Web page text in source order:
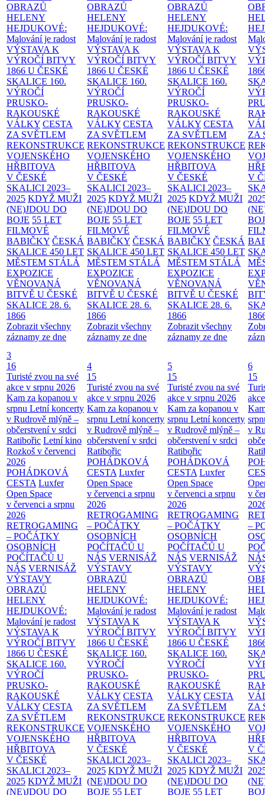
OBRAZŮ
HELENY
HEJDUKOVÉ:
Malování je radost
VÝSTAVA K
VÝROČÍ BITVY
1866 U ČESKÉ
SKALICE 160.
VÝROČÍ
PRUSKO-
RAKOUSKÉ
VÁLKY CESTA
ZA SVĚTLEM
REKONSTRUKCE
VOJENSKÉHO
HŘBITOVA
V ČESKÉ
SKALICI 2023–
2025 KDYŽ MUŽI
(NE)JDOU DO
BOJE 55 LET
FILMOVÉ
BABIČKY ČESKÁ
SKALICE 450 LET
MĚSTEM STÁLÁ
EXPOZICE
VĚNOVANÁ
BITVĚ U ČESKÉ
SKALICE 28. 6.
1866
Zobrazit všechny
záznamy ze dne
OBRAZŮ
HELENY
HEJDUKOVÉ:
Malování je radost
VÝSTAVA K
VÝROČÍ BITVY
1866 U ČESKÉ
SKALICE 160.
VÝROČÍ
PRUSKO-
RAKOUSKÉ
VÁLKY CESTA
ZA SVĚTLEM
REKONSTRUKCE
VOJENSKÉHO
HŘBITOVA
V ČESKÉ
SKALICI 2023–
2025 KDYŽ MUŽI
(NE)JDOU DO
BOJE 55 LET
FILMOVÉ
BABIČKY ČESKÁ
SKALICE 450 LET
MĚSTEM STÁLÁ
EXPOZICE
VĚNOVANÁ
BITVĚ U ČESKÉ
SKALICE 28. 6.
1866
Zobrazit všechny
záznamy ze dne
OBRAZŮ
HELENY
HEJDUKOVÉ:
Malování je radost
VÝSTAVA K
VÝROČÍ BITVY
1866 U ČESKÉ
SKALICE 160.
VÝROČÍ
PRUSKO-
RAKOUSKÉ
VÁLKY CESTA
ZA SVĚTLEM
REKONSTRUKCE
VOJENSKÉHO
HŘBITOVA
V ČESKÉ
SKALICI 2023–
2025 KDYŽ MUŽI
(NE)JDOU DO
BOJE 55 LET
FILMOVÉ
BABIČKY ČESKÁ
SKALICE 450 LET
MĚSTEM STÁLÁ
EXPOZICE
VĚNOVANÁ
BITVĚ U ČESKÉ
SKALICE 28. 6.
1866
Zobrazit všechny
záznamy ze dne
ZA
V
3
16
Turisté zvou na své
akce v srpnu 2026
Kam za kopanou v
srpnu Letní koncerty
v Rudrově mlýně –
občerstvení v srdci
Ratibořic Letní kino
Rozkoš v červenci
2026
POHÁDKOVÁ
CESTA Luxfer
Open Space
v červenci a srpnu
2026
RETROGAMING
– POČÁTKY
OSOBNÍCH
POČÍTAČŮ U
NÁS VERNISÁŽ
VÝSTAVY
OBRAZŮ
HELENY
HEJDUKOVÉ:
Malování je radost
VÝSTAVA K
VÝROČÍ BITVY
1866 U ČESKÉ
SKALICE 160.
VÝROČÍ
PRUSKO-
RAKOUSKÉ
VÁLKY CESTA
ZA SVĚTLEM
REKONSTRUKCE
VOJENSKÉHO
HŘBITOVA
V ČESKÉ
SKALICI 2023–
2025 KDYŽ MUŽI
(NE)JDOU DO
4
15
Turisté zvou na své
akce v srpnu 2026
Kam za kopanou v
srpnu Letní koncerty
v Rudrově mlýně –
občerstvení v srdci
Ratibořic
POHÁDKOVÁ
CESTA Luxfer
Open Space
v červenci a srpnu
2026
RETROGAMING
– POČÁTKY
OSOBNÍCH
POČÍTAČŮ U
NÁS VERNISÁŽ
VÝSTAVY
OBRAZŮ
HELENY
HEJDUKOVÉ:
Malování je radost
VÝSTAVA K
VÝROČÍ BITVY
1866 U ČESKÉ
SKALICE 160.
VÝROČÍ
PRUSKO-
RAKOUSKÉ
VÁLKY CESTA
ZA SVĚTLEM
REKONSTRUKCE
VOJENSKÉHO
HŘBITOVA
V ČESKÉ
SKALICI 2023–
2025 KDYŽ MUŽI
(NE)JDOU DO
BOJE 55 LET
5
15
Turisté zvou na své
akce v srpnu 2026
Kam za kopanou v
srpnu Letní koncerty
v Rudrově mlýně –
občerstvení v srdci
Ratibořic
POHÁDKOVÁ
CESTA Luxfer
Open Space
v červenci a srpnu
2026
RETROGAMING
– POČÁTKY
OSOBNÍCH
POČÍTAČŮ U
NÁS VERNISÁŽ
VÝSTAVY
OBRAZŮ
HELENY
HEJDUKOVÉ:
Malování je radost
VÝSTAVA K
VÝROČÍ BITVY
1866 U ČESKÉ
SKALICE 160.
VÝROČÍ
PRUSKO-
RAKOUSKÉ
VÁLKY CESTA
ZA SVĚTLEM
REKONSTRUKCE
VOJENSKÉHO
HŘBITOVA
V ČESKÉ
SKALICI 2023–
2025 KDYŽ MUŽI
(NE)JDOU DO
BOJE 55 LET
6
15
v
v
–
ZA
V